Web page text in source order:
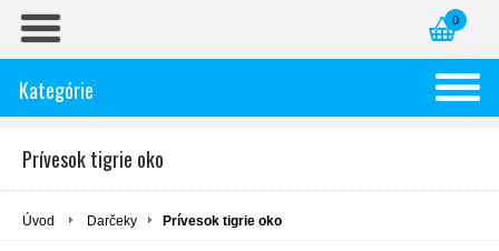
0
Kategórie
Prívesok tigrie oko
Úvod Darčeky Prívesok tigrie oko